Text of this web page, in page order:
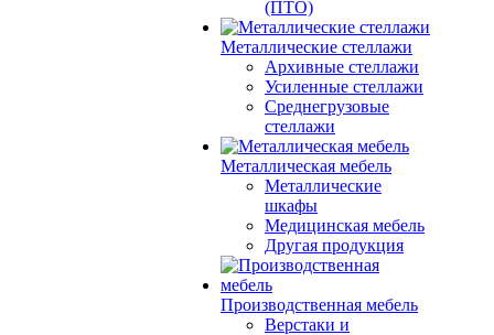
(ПТО)
Металлические стеллажи
Архивные стеллажи
Усиленные стеллажи
Среднегрузовые
стеллажи
Металлическая мебель
Металлические
шкафы
Медицинская мебель
Другая продукция
Производственная мебель
Верстаки и